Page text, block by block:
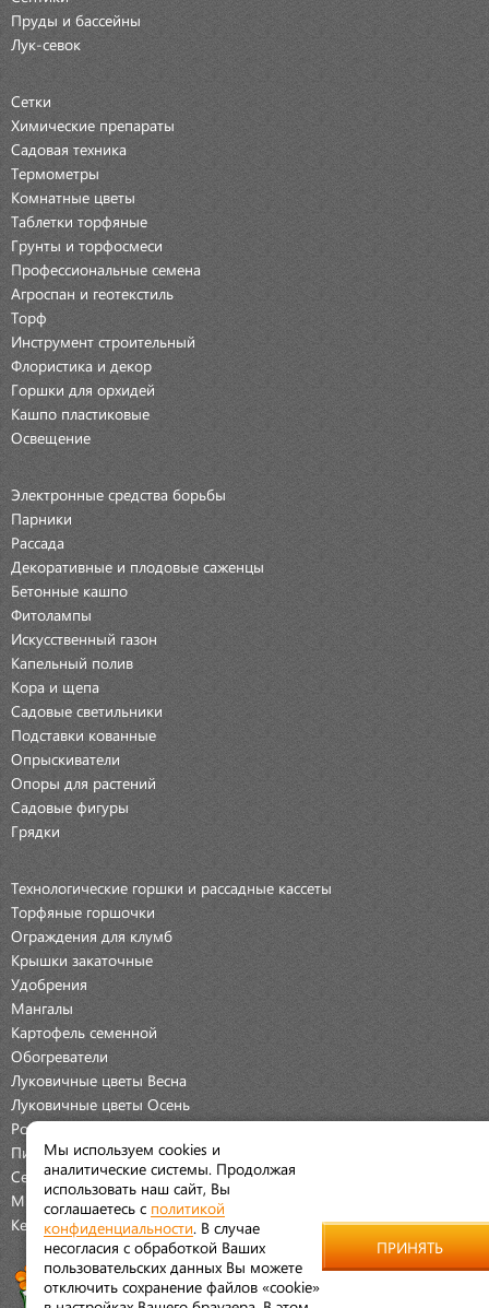
Пруды и бассейны
Лук-севок
Сетки
Химические препараты
Садовая техника
Термометры
Комнатные цветы
Таблетки торфяные
Грунты и торфосмеси
Профессиональные семена
Агроспан и геотекстиль
Торф
Инструмент строительный
Флористика и декор
Горшки для орхидей
Кашпо пластиковые
Освещение
Электронные средства борьбы
Парники
Рассада
Декоративные и плодовые саженцы
Бетонные кашпо
Фитолампы
Искусственный газон
Капельный полив
Кора и щепа
Садовые светильники
Подставки кованные
Опрыскиватели
Опоры для растений
Садовые фигуры
Грядки
Технологические горшки и рассадные кассеты
Торфяные горшочки
Ограждения для клумб
Крышки закаточные
Удобрения
Мангалы
Картофель семенной
Обогреватели
Луковичные цветы Весна
Луковичные цветы Осень
Розы
Пионы
Семена Овощей
Мраморная крошка
Керамические наборы
Мы используем cookies и
аналитические системы. Продолжая
использовать наш сайт, Вы
соглашаетесь с политикой
конфиденциальности . В случае
несогласия с обработкой Ваших
пользовательских данных Вы можете
отключить сохранение файлов «cookie»
в настройках Вашего браузера. В этом
ПРИНЯТЬ